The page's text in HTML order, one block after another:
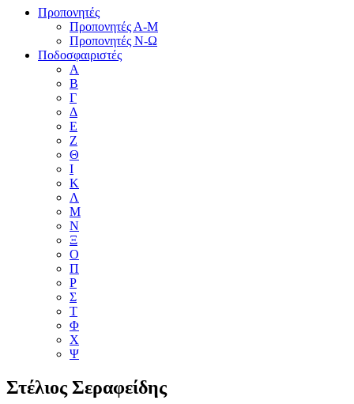
Προπονητές
Προπονητές Α-Μ
Προπονητές Ν-Ω
Ποδοσφαιριστές
Α
Β
Γ
Δ
Ε
Ζ
Θ
Ι
Κ
Λ
Μ
Ν
Ξ
Ο
Π
Ρ
Σ
Τ
Φ
Χ
Ψ
Στέλιος Σεραφείδης